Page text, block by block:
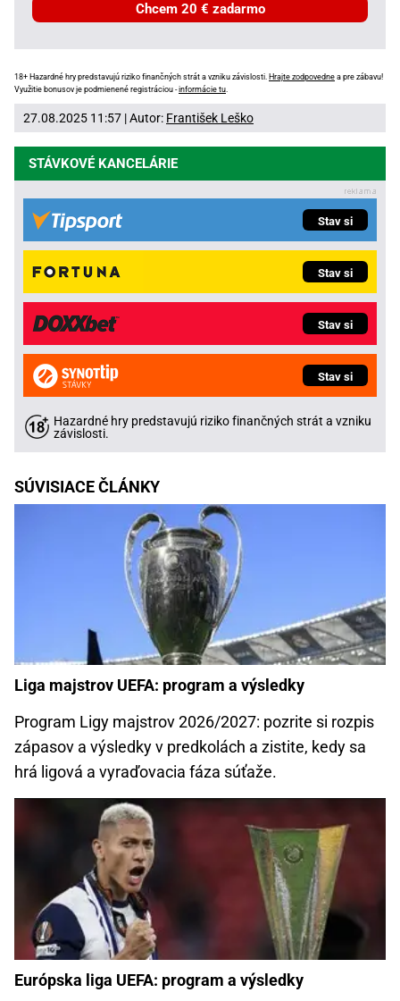
Chcem 20 € zadarmo
18+ Hazardné hry predstavujú riziko finančných strát a vzniku závislosti. Hrajte zodpovedne a pre zábavu!
Využitie bonusov je podmienené registráciou -informácie tu.
27.08.2025 11:57 | Autor: František Leško
STÁVKOVÉ KANCELÁRIE
Stav si
Stav si
Stav si
Stav si
Hazardné hry predstavujú riziko finančných strát a vzniku
závislosti.
SÚVISIACE ČLÁNKY
Liga majstrov UEFA: program a výsledky
Program Ligy majstrov 2026/2027: pozrite si rozpis
zápasov a výsledky v predkolách a zistite, kedy sa
hrá ligová a vyraďovacia fáza súťaže.
Európska liga UEFA: program a výsledky